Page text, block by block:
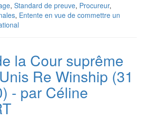
, Standard de preuve, Procureur,
, Entente en vue de commettre un
la Cour suprême
Re Winship (31
- par Céline